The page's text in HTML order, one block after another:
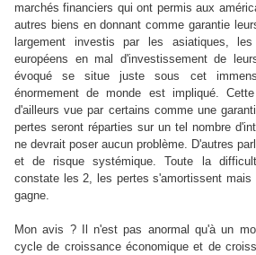
marchés financiers qui ont permis aux
autres biens en donnant comme garantie
largement investis par les asiatiques,
européens en mal d'investissement de
évoqué se situe juste sous cet
énormement de monde est impliqué.
d'ailleurs vue par certains comme une
pertes seront réparties sur un tel nombre
ne devrait poser aucun problème. D'autres
et de risque systémique. Toute la
constate les 2, les pertes s'amortissent mais
gagne.
Mon avis ? Il n'est pas anormal qu'à un
cycle de croissance économique et de